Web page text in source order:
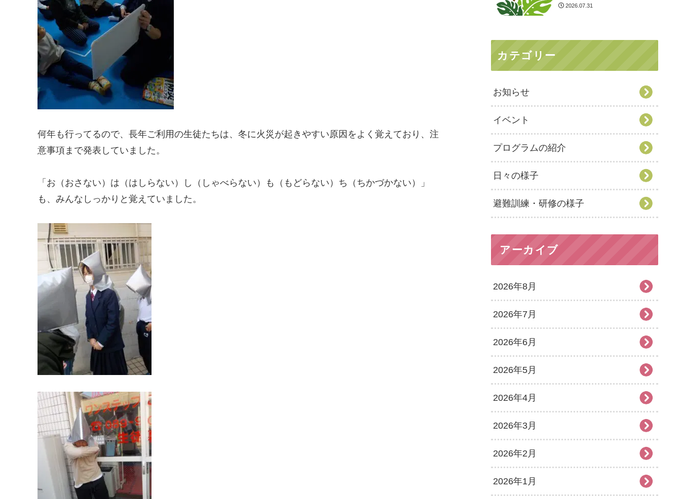
何年も行ってるので、長年ご利用の生徒たちは、冬に火災が起きやすい原因をよく覚えており、注
意事項まで発表していました。
「お（おさない）は（はしらない）し（しゃべらない）も（もどらない）ち（ちかづかない）」
も、みんなしっかりと覚えていました。
2026.07.31
カテゴリー
お知らせ
イベント
プログラムの紹介
日々の様子
避難訓練・研修の様子
アーカイブ
2026年8月
2026年7月
2026年6月
2026年5月
2026年4月
2026年3月
2026年2月
2026年1月